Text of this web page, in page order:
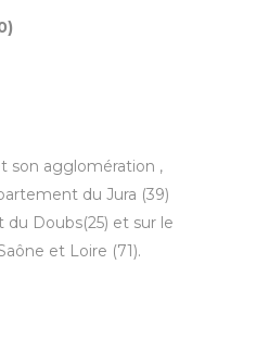
son agglomération ,
du Jura (39)
Doubs(25) et sur le
et Loire (71).